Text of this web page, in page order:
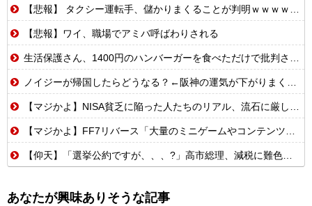
【悲報】 タクシー運転手、儲かりまくることが判明ｗｗｗｗｗｗｗｗ
【悲報】ワイ、職場でアミバ呼ばわりされる
生活保護さん、1400円のハンバーガーを食べただけで批判される
ノイジーが帰国したらどうなる？←阪神の運気が下がりまくるやろな
【マジかよ】NISA貧乏に陥った人たちのリアル、流石に厳しい…w↓結果、食生活が悲惨な事に
【マジかよ】FF7リバース「大量のミニゲームやコンテンツでユーザーが疲れ、ゲームから離れた」と浜口直樹ディレクターが公式インタビューで告白
【仰天】「選挙公約ですが、、、?」高市総理、減税に難色を示し続ける玉木代表らを「煽りまくるwwwww」
あなたが興味ありそうな記事